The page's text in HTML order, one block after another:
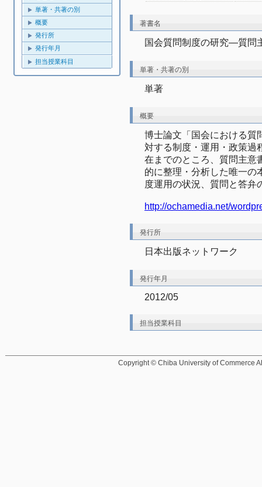
単著・共著の別
概要
発行所
発行年月
担当授業科目
著書名
国会質問制度の研究―質問
単著・共著の別
単著
概要
博士論文「国会における質
対する制度・運用・政策過
在までのところ、質問主意
的に整理・分析した唯一の
度運用の状況、質問と答弁
http://ochamedia.net/
発行所
日本出版ネットワーク
発行年月
2012/05
担当授業科目